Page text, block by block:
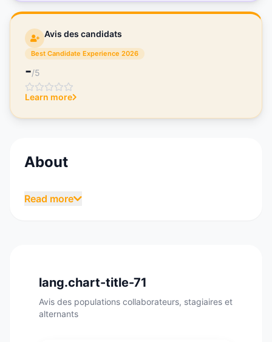
Avis des candidats
Best Candidate Experience 2026
-/5
Learn more
About
gestion pour la distribution et la vente de
solutions de traitement des réservations pour
l'industrie du voyage pour les prestataires de
voyage (compagnies traditionnelles et à bas
Read more
lang.chart-title-71
Avis des populations collaborateurs, stagiaires et
alternants